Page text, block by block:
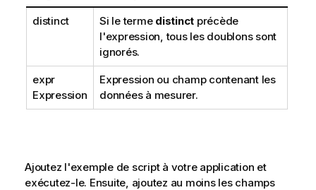
distinct Si le terme distinct précède
l'expression, tous les doublons sont
ignorés.
expr
Expression
Expression ou champ contenant les
données à mesurer.
Ajoutez l'exemple de script à votre application et
exécutez-le. Ensuite, ajoutez au moins les champs